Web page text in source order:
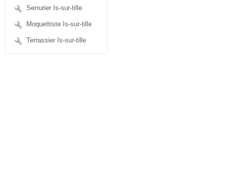
Serrurier Is-sur-tille
Moquettiste Is-sur-tille
Terrassier Is-sur-tille